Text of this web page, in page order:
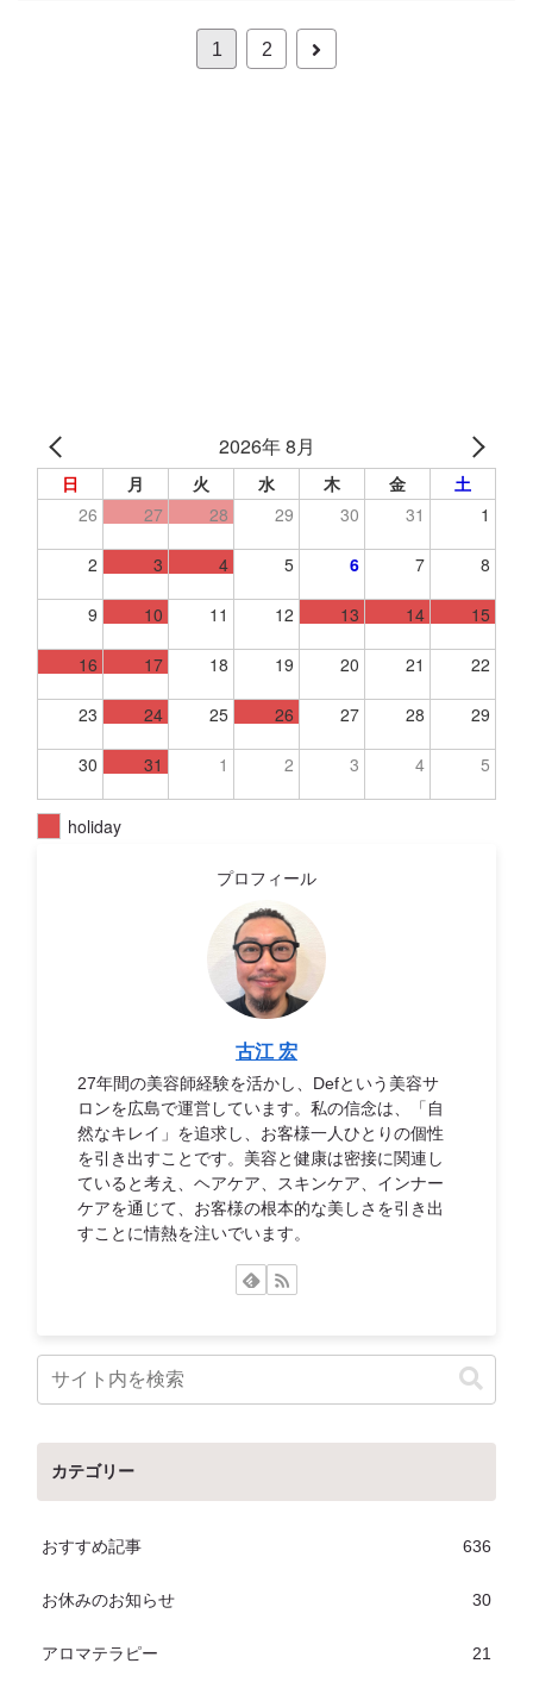
1 2
次
2026年 8月
日 月 火 水 木 金
土
26
27 28 29 30 31 1
2 3 4 5 6 7 8
9 10 11 12 13 14 15
16 17 18 19 20 21 22
23 24 25 26 27 28 29
30 31 1 2 3 4 5
holiday
プロフィール
古江 宏
27年間の美容師経験を活かし、Defという美容サ
ロンを広島で運営しています。私の信念は、「自
然なキレイ」を追求し、お客様一人ひとりの個性
を引き出すことです。美容と健康は密接に関連し
ていると考え、ヘアケア、スキンケア、インナー
ケアを通じて、お客様の根本的な美しさを引き出
すことに情熱を注いでいます。
カテゴリー
おすすめ記事 636
お休みのお知らせ 30
アロマテラピー 21